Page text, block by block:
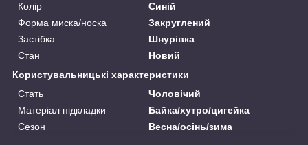
Колір
Синій
Форма миска/носка
Закруглений
Застібка
Шнурівка
Стан
Новий
Користувальницькі характеристики
Стать
Чоловічий
Матеріал підкладки
Байка/хутро/цигейка
Сезон
Весна/осінь/зима